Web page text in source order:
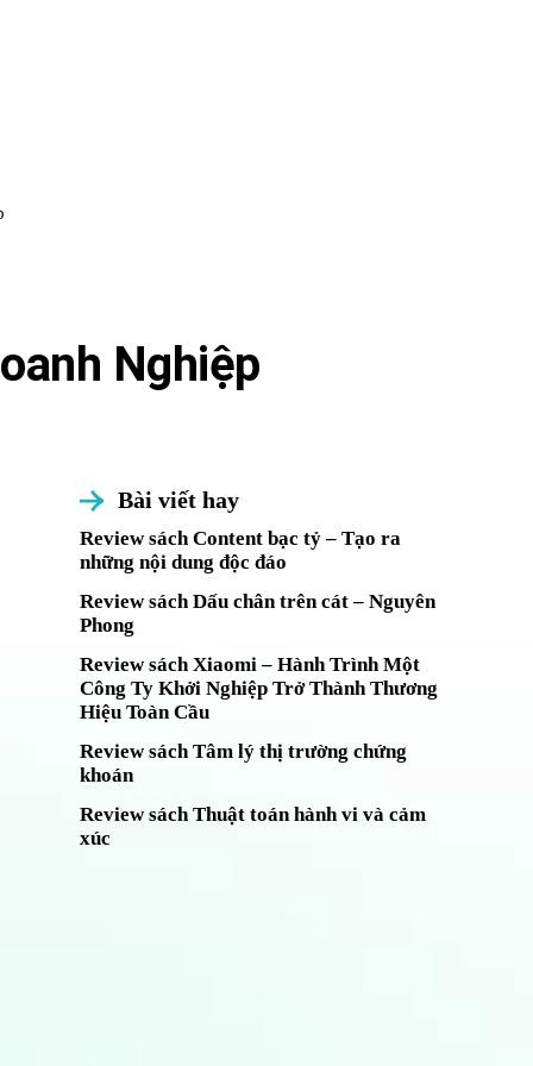
Nghiệp
Bài viết hay
Review sách Content bạc tỷ – Tạo ra
những nội dung độc đáo
Review sách Dấu chân trên cát – Nguyên
Phong
Review sách Xiaomi – Hành Trình Một
Công Ty Khởi Nghiệp Trở Thành Thương
Hiệu Toàn Cầu
Review sách Tâm lý thị trường chứng
khoán
Review sách Thuật toán hành vi và cảm
xúc